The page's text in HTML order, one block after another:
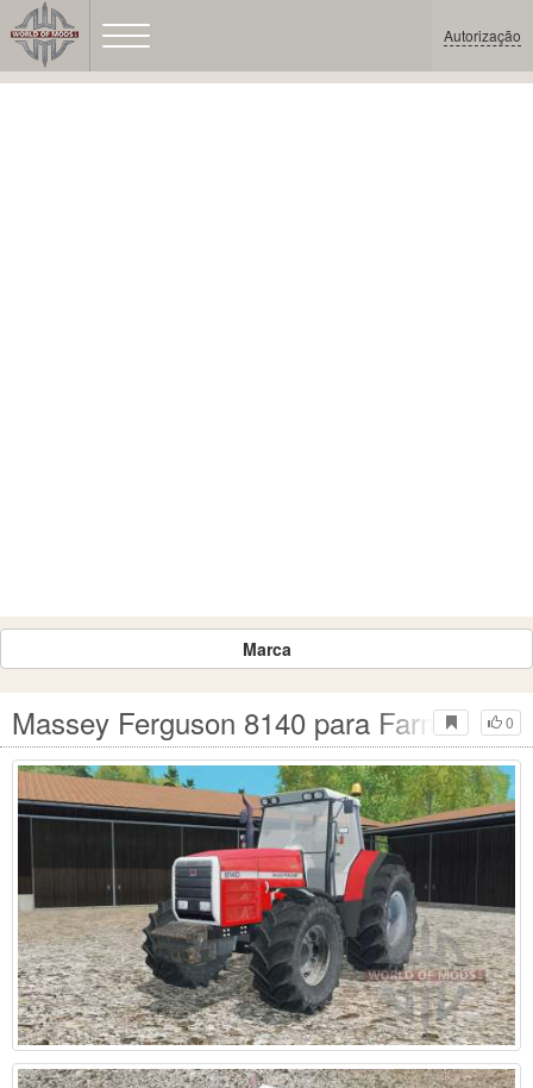
Autorização
Marca
0
Massey Ferguson 8140 para Farming